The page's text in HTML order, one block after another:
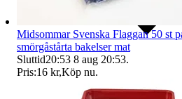
Midsommar Svenska Flaggan 50 st
smörgåstårta bakelser mat
Sluttid20:53 8 aug 20:53.
Pris:16 kr,Köp nu.